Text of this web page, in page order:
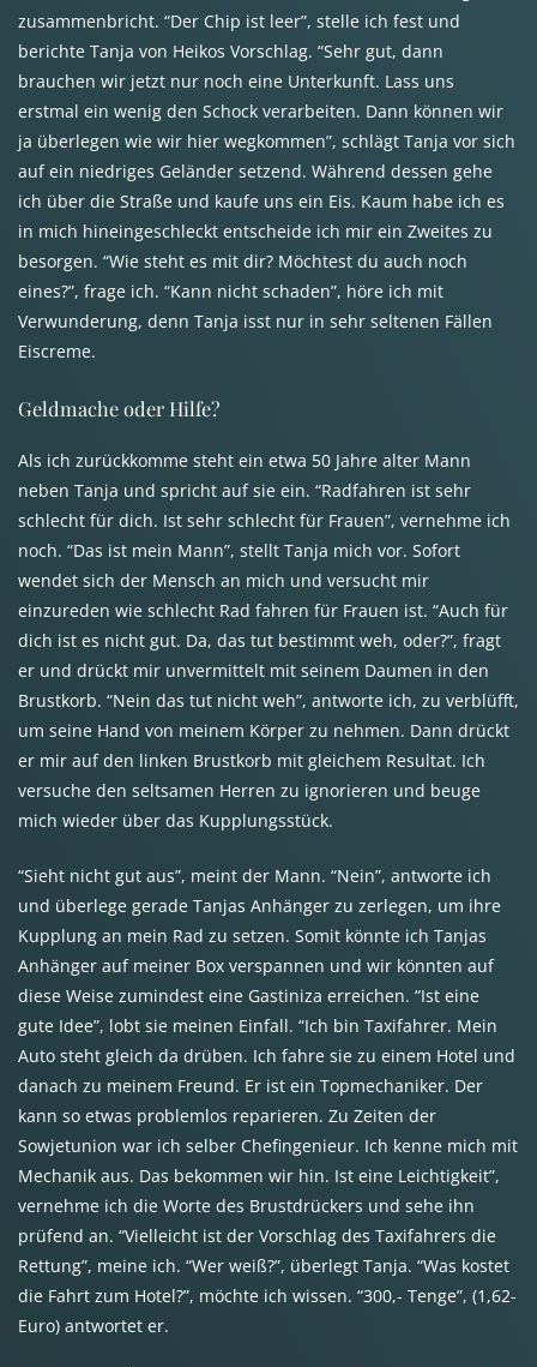
zusammenbricht. “Der Chip ist leer”, stelle ich fest und
berichte Tanja von Heikos Vorschlag. “Sehr gut, dann
brauchen wir jetzt nur noch eine Unterkunft. Lass uns
erstmal ein wenig den Schock verarbeiten. Dann können wir
ja überlegen wie wir hier wegkommen”, schlägt Tanja vor sich
auf ein niedriges Geländer setzend. Während dessen gehe
ich über die Straße und kaufe uns ein Eis. Kaum habe ich es
in mich hineingeschleckt entscheide ich mir ein Zweites zu
besorgen. “Wie steht es mit dir? Möchtest du auch noch
eines?”, frage ich. “Kann nicht schaden”, höre ich mit
Verwunderung, denn Tanja isst nur in sehr seltenen Fällen
Eiscreme.
Geldmache oder Hilfe?
Als ich zurückkomme steht ein etwa 50 Jahre alter Mann
neben Tanja und spricht auf sie ein. “Radfahren ist sehr
schlecht für dich. Ist sehr schlecht für Frauen”, vernehme ich
noch. “Das ist mein Mann”, stellt Tanja mich vor. Sofort
wendet sich der Mensch an mich und versucht mir
einzureden wie schlecht Rad fahren für Frauen ist. “Auch für
dich ist es nicht gut. Da, das tut bestimmt weh, oder?”, fragt
er und drückt mir unvermittelt mit seinem Daumen in den
Brustkorb. “Nein das tut nicht weh”, antworte ich, zu verblüfft,
um seine Hand von meinem Körper zu nehmen. Dann drückt
er mir auf den linken Brustkorb mit gleichem Resultat. Ich
versuche den seltsamen Herren zu ignorieren und beuge
mich wieder über das Kupplungsstück.
“Sieht nicht gut aus”, meint der Mann. “Nein”, antworte ich
und überlege gerade Tanjas Anhänger zu zerlegen, um ihre
Kupplung an mein Rad zu setzen. Somit könnte ich Tanjas
Anhänger auf meiner Box verspannen und wir könnten auf
diese Weise zumindest eine Gastiniza erreichen. “Ist eine
gute Idee”, lobt sie meinen Einfall. “Ich bin Taxifahrer. Mein
Auto steht gleich da drüben. Ich fahre sie zu einem Hotel und
danach zu meinem Freund. Er ist ein Topmechaniker. Der
kann so etwas problemlos reparieren. Zu Zeiten der
Sowjetunion war ich selber Chefingenieur. Ich kenne mich mit
Mechanik aus. Das bekommen wir hin. Ist eine Leichtigkeit”,
vernehme ich die Worte des Brustdrückers und sehe ihn
prüfend an. “Vielleicht ist der Vorschlag des Taxifahrers die
Rettung”, meine ich. “Wer weiß?”, überlegt Tanja. “Was kostet
die Fahrt zum Hotel?”, möchte ich wissen. “300,- Tenge”, (1,62-
Euro) antwortet er.